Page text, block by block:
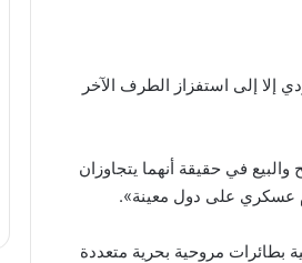
إلا إلى استفزاز الطرف الآخر
في حقيقة أنهما يتجاوزان
عسكري على دول معينة».
بطائرات مروحية بحرية متعددة